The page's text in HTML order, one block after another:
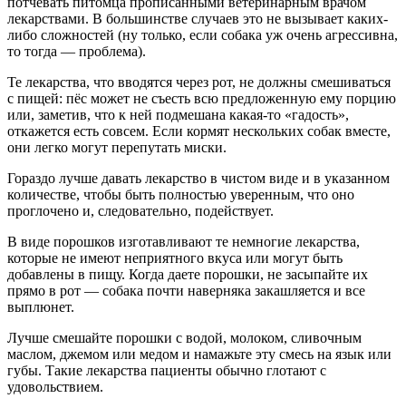
лекарствами. В большинстве случаев это не вызывает каких-
либо сложностей (ну только, если собака уж очень агрессивна,
то тогда — проблема).
Те лекарства, что вводятся через рот, не должны смешиваться
с пищей: пёс может не съесть всю предложенную ему порцию
или, заметив, что к ней подмешана какая-то «гадость»,
откажется есть совсем. Если кормят нескольких собак вместе,
они легко могут перепутать миски.
Гораздо лучше давать лекарство в чистом виде и в указанном
количестве, чтобы быть полностью уверенным, что оно
проглочено и, следовательно, подействует.
В виде порошков изготавливают те немногие лекарства,
которые не имеют неприятного вкуса или могут быть
добавлены в пищу. Когда даете порошки, не засыпайте их
прямо в рот — собака почти наверняка закашляется и все
выплюнет.
Лучше смешайте порошки с водой, молоком, сливочным
маслом, джемом или медом и намажьте эту смесь на язык или
губы. Такие лекарства пациенты обычно глотают с
удовольствием.